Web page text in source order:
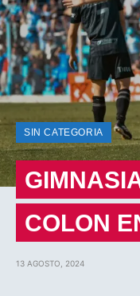
SIN CATEGORIA
COLON
13 AGOSTO, 2024